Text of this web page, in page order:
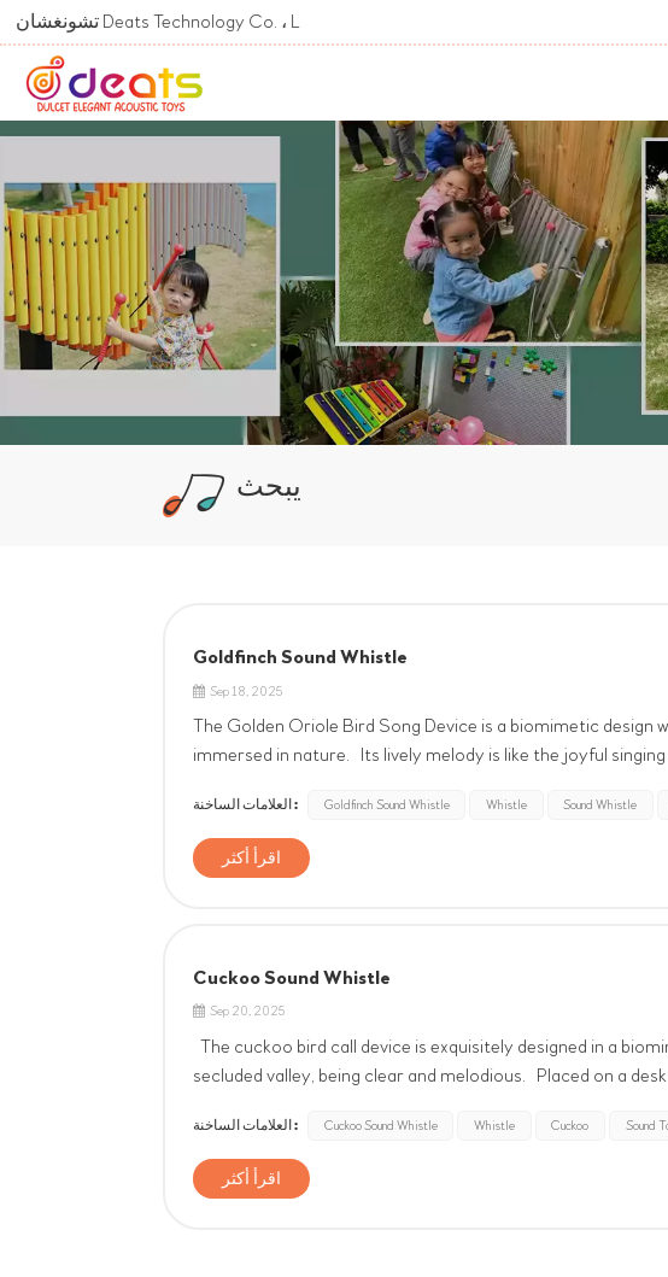
Welcome To تشونغشان Deats Technology Co. ، Ltd.
يبحث
Goldfinch Sound Whistle
Sep 18, 2025
The Golden Oriole Bird Song Device is a biomimetic design
immersed in nature. Its lively melody is like the joyful
العلامات الساخنة : Goldfinch Sound Whistle Whistle Sound Whistle
اقرأ أكثر
Cuckoo Sound Whistle
Sep 20, 2025
The cuckoo bird call device is exquisitely designed in a
secluded valley, being clear and melodious. Placed on a
العلامات الساخنة : Cuckoo Sound Whistle Whistle Cuckoo Sound
اقرأ أكثر